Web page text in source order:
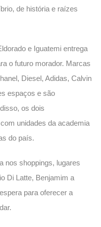
de história e raízes
e Iguatemi entrega
o futuro morador. Marcas
Diesel, Adidas, Calvin
espaços e são
os dois
unidades da academia
do país.
nos shoppings, lugares
Di Latte, Benjamim a
para oferecer a